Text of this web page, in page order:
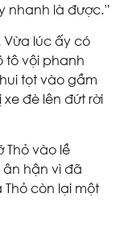
nhanh là được.”
Vừa lúc ấy có
tô vội phanh
tọt vào gầm
đè lên đứt rời
Thỏ vào lề
ân hận vì đã
còn lại một